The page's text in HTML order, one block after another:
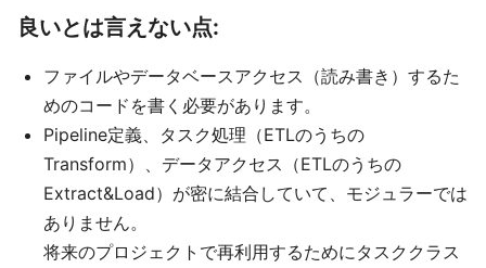
良いとは言えない点:
ファイルやデータベースアクセス（読み書き）するた
めのコードを書く必要があります。
Pipeline定義、タスク処理（ETLのうちの
Transform）、データアクセス（ETLのうちの
Extract&Load）が密に結合していて、モジュラーでは
ありません。
将来のプロジェクトで再利用するためにタスククラス